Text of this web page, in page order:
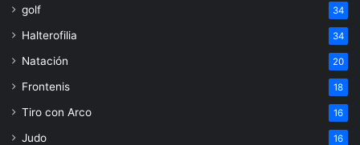
golf 34
Halterofilia 34
Natación 20
Frontenis 18
Tiro con Arco 16
Judo 16